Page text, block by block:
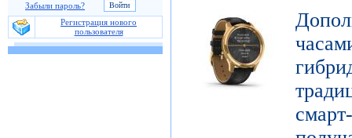
Забыли пароль?
Регистрация нового
пользователя